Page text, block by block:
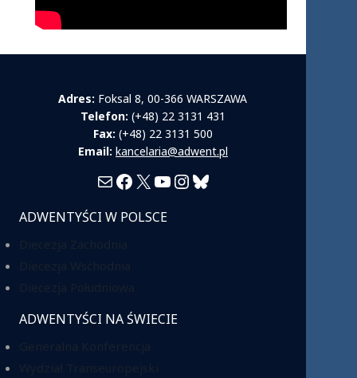
Adres: Foksal 8, 00-366 WARSZAWA
Telefon: (+48) 22 3131 431
Fax: (+48) 22 3131 500
Email: kancelaria@adwent.pl
MailFacebook
X YouTube
Instagram
Bluesky
ADWENTYŚCI W POLSCE
ADWENTYŚCI NA ŚWIECIE